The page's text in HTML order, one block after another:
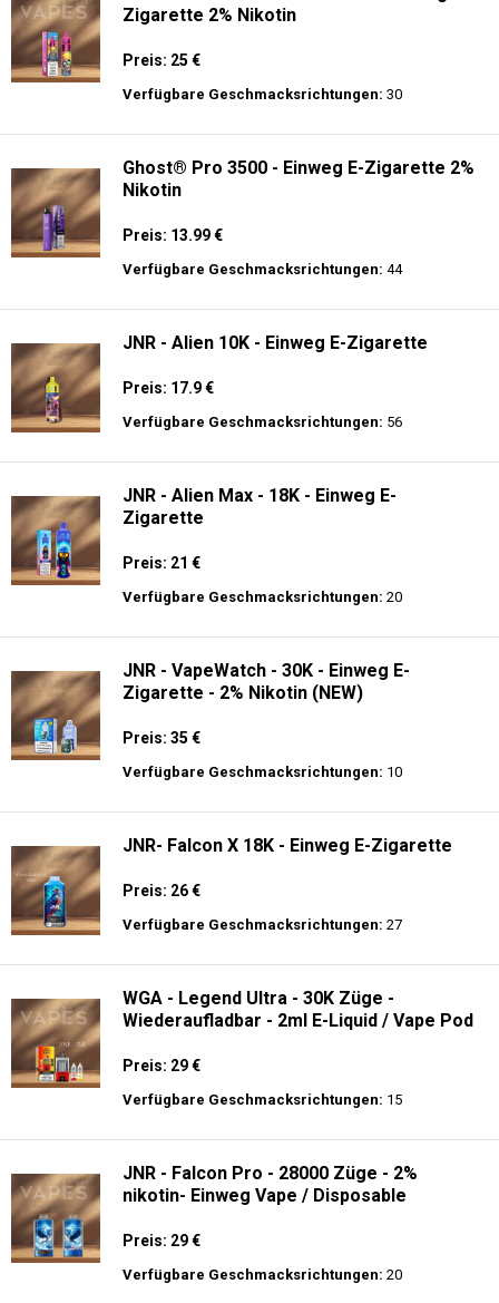
Zigarette 2% Nikotin
Preis: 25 €
Verfügbare Geschmacksrichtungen: 30
Ghost® Pro 3500 - Einweg E-Zigarette 2%
Nikotin
Preis: 13.99 €
Verfügbare Geschmacksrichtungen: 44
JNR - Alien 10K - Einweg E-Zigarette
Preis: 17.9 €
Verfügbare Geschmacksrichtungen: 56
JNR - Alien Max - 18K - Einweg E-
Zigarette
Preis: 21 €
Verfügbare Geschmacksrichtungen: 20
JNR - VapeWatch - 30K - Einweg E-
Zigarette - 2% Nikotin (NEW)
Preis: 35 €
Verfügbare Geschmacksrichtungen: 10
JNR- Falcon X 18K - Einweg E-Zigarette
Preis: 26 €
Verfügbare Geschmacksrichtungen: 27
WGA - Legend Ultra - 30K Züge -
Wiederaufladbar - 2ml E-Liquid / Vape Pod
Preis: 29 €
Verfügbare Geschmacksrichtungen: 15
JNR - Falcon Pro - 28000 Züge - 2%
nikotin- Einweg Vape / Disposable
Preis: 29 €
Verfügbare Geschmacksrichtungen: 20